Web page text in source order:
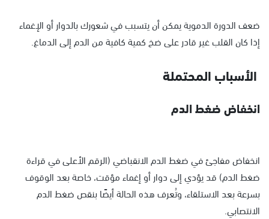
ضعف الدورة الدموية يمكن أن يتسبب في شعورك بالدوار أو الإغماء
إذا كان القلب غير قادر على ضخ كمية كافية من الدم إلى الدماغ.
الأسباب المحتملة
انخفاض ضغط الدم
انخفاض مفاجئ في ضغط الدم الانقباضي (الرقم الأعلى في قراءة
ضغط الدم) قد يؤدي إلى دوار أو إغماء مؤقت، خاصة بعد الوقوف
بسرعة بعد الاستلقاء، وتُعرف هذه الحالة أيضًا بنقص ضغط الدم
الانتصابي.